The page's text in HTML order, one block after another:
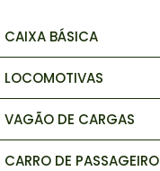
CAIXA BÁSICA
LOCOMOTIVAS
VAGÃO DE CARGAS
CARRO DE